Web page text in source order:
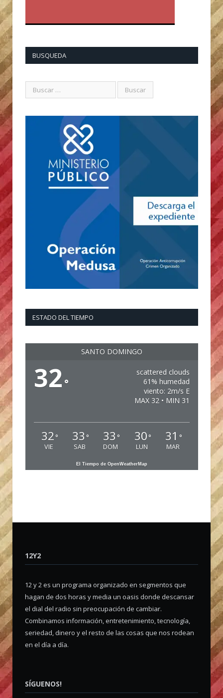
BUSQUEDA
ESTADO DEL TIEMPO
SANTO DOMINGO
32 °
scattered clouds
61% humedad
viento: 2m/s E
MAX 32 • MIN 31
32 °
VIE
33 °
SAB
33 °
DOM
30 °
LUN
31 °
MAR
El Tiempo de OpenWeatherMap
12Y2
12 y 2 es un programa organizado en segmentos que
hagan de dos horas y media un oasis donde descansar
el dial del radio sin preocupación de cambiar.
Combinamos información, entretenimiento, tecnología,
seriedad, dinero y el resto de las cosas que nos rodean
en el día a día.
SÍGUENOS!